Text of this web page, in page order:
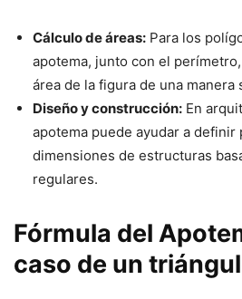
Cálculo de áreas: Para los
apotema, junto con el
área de la figura de una manera
Diseño y construcción: En
apotema puede ayudar a
dimensiones de estructuras
regulares.
Fórmula del
caso de un